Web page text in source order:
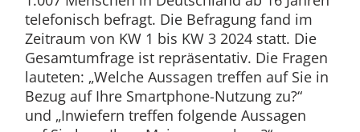
telefonisch befragt. Die Befragung fand im
Zeitraum von KW 1 bis KW 3 2024 statt. Die
Gesamtumfrage ist repräsentativ. Die Fragen
lauteten: „Welche Aussagen treffen auf Sie in
Bezug auf Ihre Smartphone-Nutzung zu?“
und „Inwiefern treffen folgende Aussagen